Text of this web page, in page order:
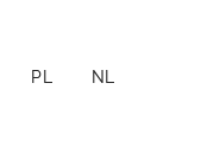
PL NL